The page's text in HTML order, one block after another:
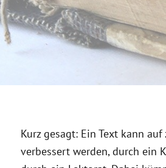
Die wichtigsten
und bündig erklärt
Kurz gesagt: Ein Text kann
verbessert werden, durch ein